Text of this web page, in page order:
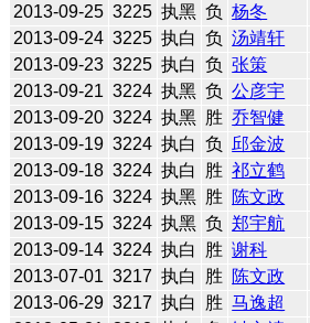
2013-09-25 3225 执黑 负 杨冬
2013-09-24 3225 执白 负 汤靖轩
2013-09-23 3225 执白 负 张策
2013-09-21 3224 执黑 负 公彦宇
2013-09-20 3224 执黑 胜 乔智健
2013-09-19 3224 执白 负 邱金波
2013-09-18 3224 执白 胜 祁立鹤
2013-09-16 3224 执黑 胜 陈文政
2013-09-15 3224 执黑 负 郑宇航
2013-09-14 3224 执白 胜 谢科
2013-07-01 3217 执白 胜 陈文政
2013-06-29 3217 执白 胜 马逸超